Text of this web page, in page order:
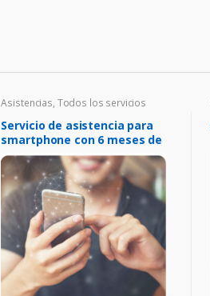
Asistencias, Todos los servicios
Servicio de asistencia para
smartphone con 6 meses de
cobertura